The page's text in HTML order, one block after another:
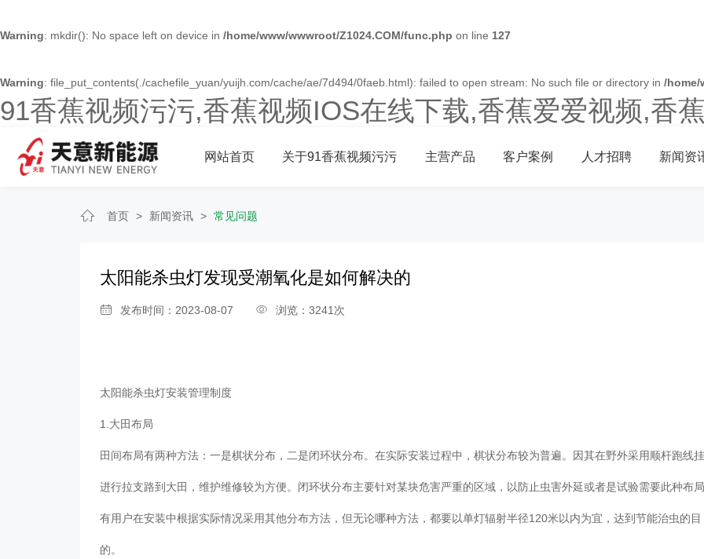
Warning: mkdir(): No space left on device in /home/www/wwwroot/Z1024.COM/func.php on line 127
Warning: file_put_contents(./cachefile_yuan/yuijh.com/cache/ae/7d494/0faeb.html): failed to open stream: No such file or directory in /home/
91香蕉视频污污,香蕉视频IOS在线下载,香蕉爱爱视频,香
网站首页 关于91香蕉视频污污 主营产品 客户案例 人才招聘 新闻资
首页 > 新闻资讯 > 常见问题
太阳能杀虫灯发现受潮氧化是如何解决的
发布时间：2023-08-07 浏览：3241次
太阳能杀虫灯安装管理制度
1.大田布局
田间布局有两种方法：一是棋状分布，二是闭环状分布。在实际安装过程中，棋状分布较为普遍。因其在野外采用顺杆跑线
进行拉支路到大田，维护维修较为方便。闭环状分布主要针对某块危害严重的区域，以防止虫害外延或者是试验需要此种布
有用户在安装中根据实际情况采用其他分布方法，但无论哪种方法，都要以单灯辐射半径120米以内为宜，达到节能治虫的目
的。